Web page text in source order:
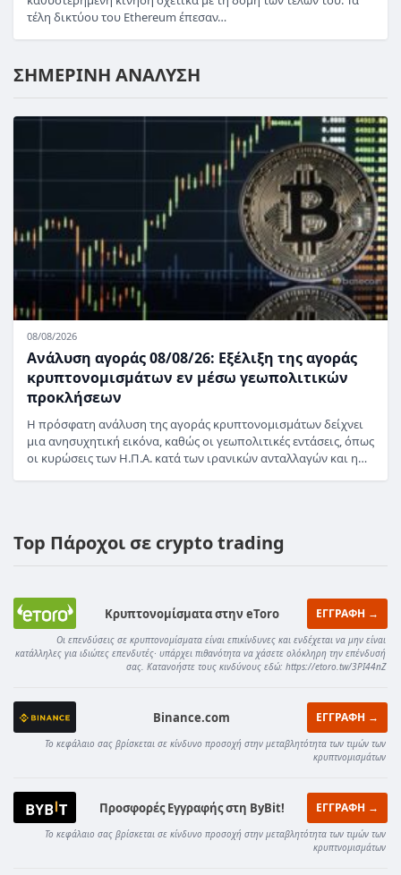
τέλη δικτύου του Ethereum έπεσαν…
ΣΗΜΕΡΙΝΗ ΑΝΑΛΥΣΗ
08/08/2026
Ανάλυση αγοράς 08/08/26: Εξέλιξη της αγοράς
κρυπτονομισμάτων εν μέσω γεωπολιτικών
προκλήσεων
Η πρόσφατη ανάλυση της αγοράς κρυπτονομισμάτων δείχνει
μια ανησυχητική εικόνα, καθώς οι γεωπολιτικές εντάσεις, όπως
οι κυρώσεις των Η.Π.Α. κατά των ιρανικών ανταλλαγών και η…
Top Πάροχοι σε crypto trading
Κρυπτονομίσματα στην eToro ΕΓΓΡΑΦΗ →
Οι επενδύσεις σε κρυπτονομίσματα είναι επικίνδυνες και ενδέχεται να μην είναι
κατάλληλες για ιδιώτες επενδυτές· υπάρχει πιθανότητα να χάσετε ολόκληρη την επένδυσή
σας. Κατανοήστε τους κινδύνους εδώ: https://etoro.tw/3PI44nZ
Binance.com ΕΓΓΡΑΦΗ →
Το κεφάλαιο σας βρίσκεται σε κίνδυνο προσοχή στην μεταβλητότητα των τιμών των
κρυπτνομισμάτων
Προσφορές Εγγραφής στη ByBit! ΕΓΓΡΑΦΗ →
Το κεφάλαιο σας βρίσκεται σε κίνδυνο προσοχή στην μεταβλητότητα των τιμών των
κρυπτνομισμάτων